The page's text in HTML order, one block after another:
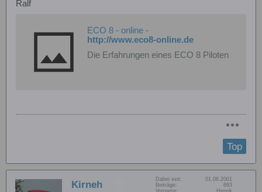
Ralf
ECO 8 - online -
http://www.eco8-online.de
Die Erfahrungen eines ECO 8 Piloten
Top
Kirneh Dabei seit:
01.06.2001
Beiträge:
693
Vorname:
Henrik